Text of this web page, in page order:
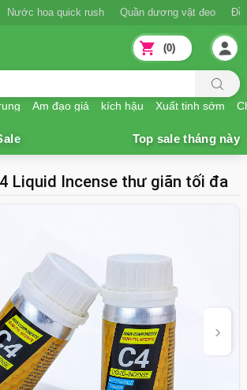
Nước hoa quick rush Quần dương vật đeo Đồ
Âm đạo giả kích hậu Xuất tinh sớm
(0)
Liquid Incense thư giãn tối đa